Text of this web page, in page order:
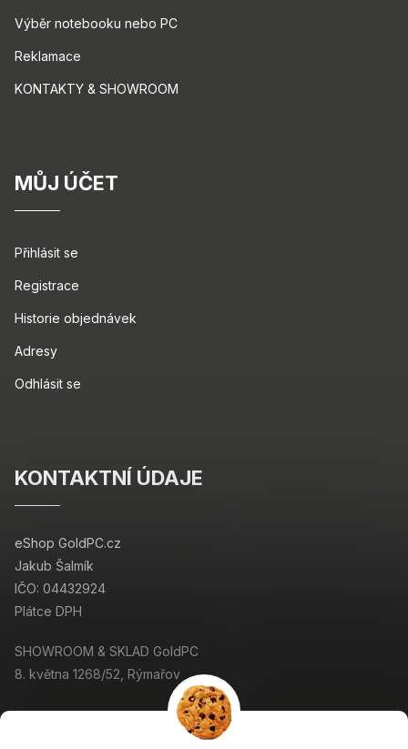
Výběr notebooku nebo PC
Reklamace
KONTAKTY & SHOWROOM
MŮJ ÚČET
Přihlásit se
Registrace
Historie objednávek
Adresy
Odhlásit se
KONTAKTNÍ ÚDAJE
eShop GoldPC.cz
Jakub Šalmík
IČO: 04432924
Plátce DPH
SHOWROOM & SKLAD GoldPC
8. května 1268/52, Rýmařov